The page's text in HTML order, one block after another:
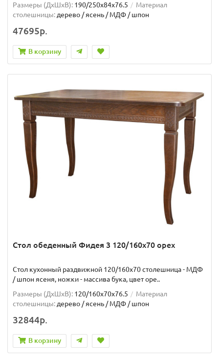
Размеры (ДхШxВ): 190/250х84х76.5
Материал
столешницы: дерево / ясень / МДФ / шпон
47695р.
В корзину
Стол обеденный Фидея 3 120/160х70 орех
Стол кухонный раздвижной 120/160х70 столешница - МДФ
/ шпон ясеня, ножки - массива бука, цвет оре..
Размеры (ДхШxВ): 120/160х70х76.5
Материал
столешницы: дерево / ясень / МДФ / шпон
32844р.
В корзину